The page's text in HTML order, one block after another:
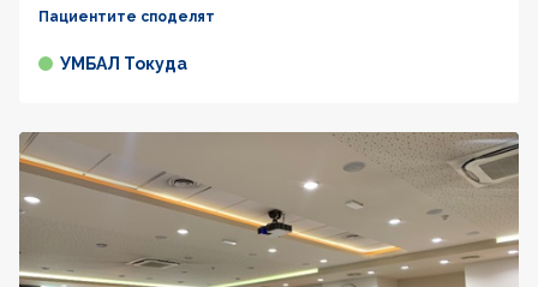
Пациентите споделят
УМБАЛ Токуда